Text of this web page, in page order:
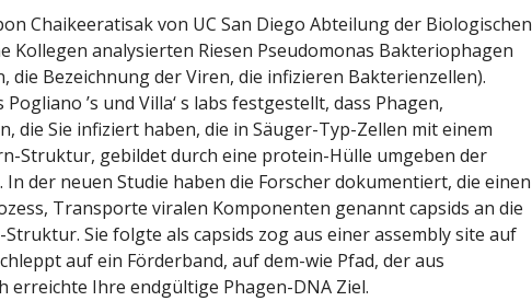
Chaikeeratisak von UC San Diego Abteilung der Biologischen
Kollegen analysierten Riesen Pseudomonas Bakteriophagen
die Bezeichnung der Viren, die infizieren Bakterienzellen).
’s und Villa‘ s labs festgestellt, dass Phagen,
die Sie infiziert haben, die in Säuger-Typ-Zellen mit einem
Struktur, gebildet durch eine protein-Hülle umgeben der
der neuen Studie haben die Forscher dokumentiert, die einen
Transporte viralen Komponenten genannt capsids an die
Sie folgte als capsids zog aus einer assembly site auf
auf ein Förderband, auf dem-wie Pfad, der aus
erreichte Ihre endgültige Phagen-DNA Ziel.